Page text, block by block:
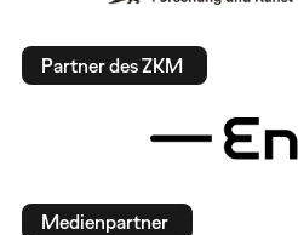
Partner des ZKM
Medienpartner